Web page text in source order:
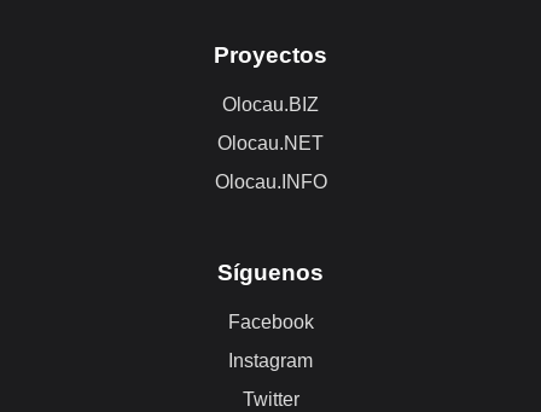
Proyectos
Olocau.BIZ
Olocau.NET
Olocau.INFO
Síguenos
Facebook
Instagram
Twitter